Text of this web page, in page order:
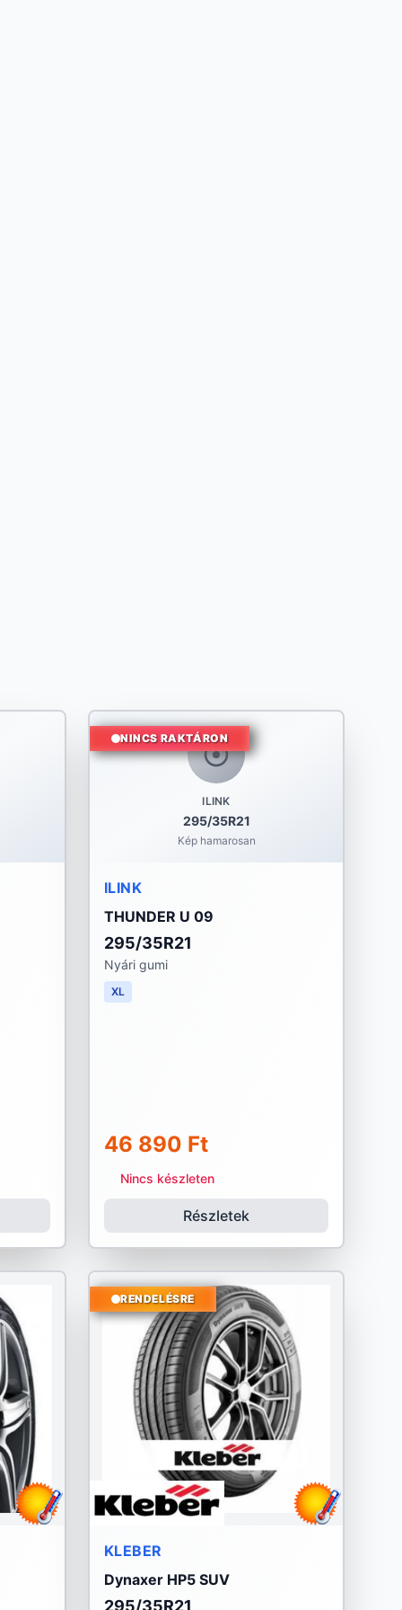
ILINK
295/35R21
Kép hamarosan
NINCS RAKTÁRON
ILINK
THUNDER U 09
295/35R21
Nyári gumi
XL
46 890 Ft
Nincs készleten
Részletek
RENDELÉSRE
KLEBER
Dynaxer HP5 SUV
295/35R21